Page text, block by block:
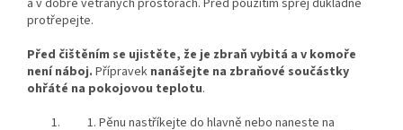
protřepejte.
Před čištěním se ujistěte, že je zbraň vybitá a v komoře
není náboj. Přípravek nanášejte na zbraňové součástky
ohřáté na pokojovou teplotu.
Pěnu nastříkejte do hlavně nebo naneste na